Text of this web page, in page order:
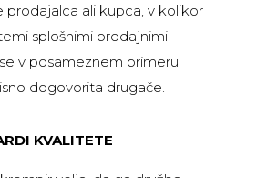
ali kupca, v kolikor
splošnimi prodajnimi
v posameznem primeru
dogovorita drugače.
KVALITETE